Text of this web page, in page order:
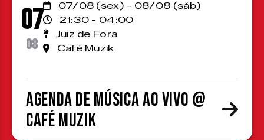
07
08
07/08 (sex) - 08/08 (sáb)
21:30 - 04:00
Juiz de Fora
Café Muzik
Agenda de Música ao Vivo @
Café Muzik